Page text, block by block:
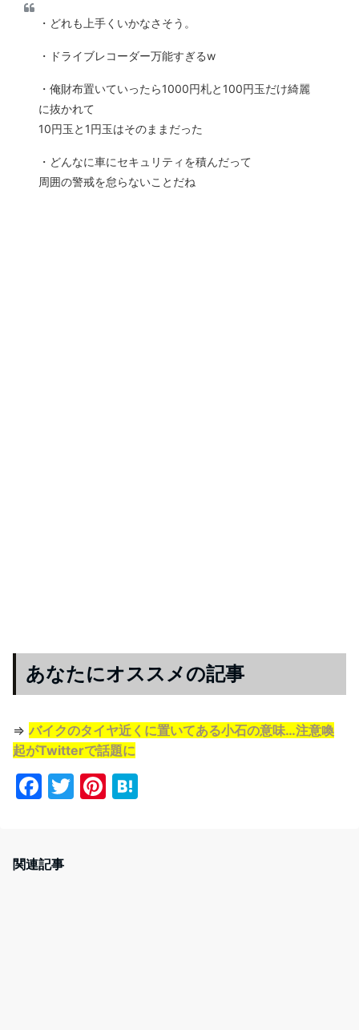
・どれも上手くいかなさそう。
・ドライブレコーダー万能すぎるw
・俺財布置いていったら1000円札と100円玉だけ綺麗
に抜かれて
10円玉と1円玉はそのままだった
・どんなに車にセキュリティを積んだって
周囲の警戒を怠らないことだね
あなたにオススメの記事
⇒ バイクのタイヤ近くに置いてある小石の意味…注意喚
起がTwitterで話題に
F
e
T
Pi
関連記事